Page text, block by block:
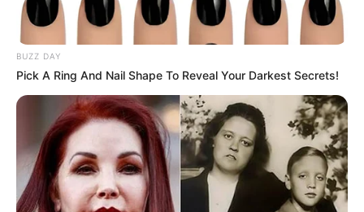
BUZZ DAY
Pick A Ring And Nail Shape To Reveal Your Darkest Secrets!